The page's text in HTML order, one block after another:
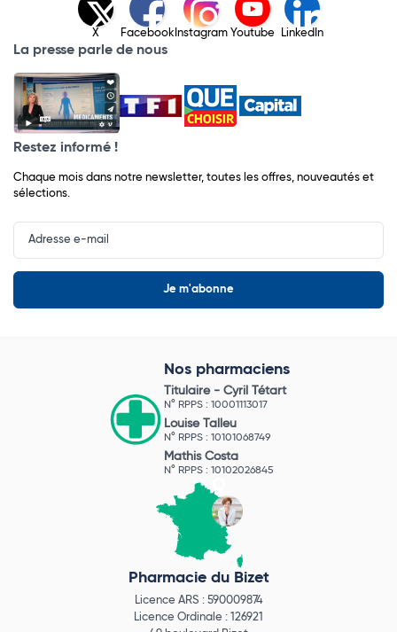
X Facebook Instagram Youtube LinkedIn
La presse parle de nous
Restez informé !
Chaque mois dans notre newsletter, toutes les offres, nouveautés et
sélections.
Input
Newsletter
Nos pharmaciens
Titulaire - Cyril Tétart
N° RPPS : 10001113017
Louise Talleu
N° RPPS : 10101068749
Mathis Costa
N° RPPS : 10102026845
Pharmacie du Bizet
Licence ARS : 590009874
Licence Ordinale : 126921